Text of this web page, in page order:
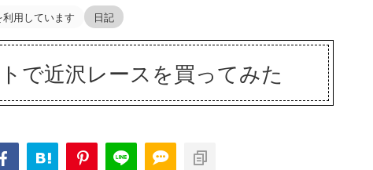
用しています
日記
で近沢レースを買ってみた